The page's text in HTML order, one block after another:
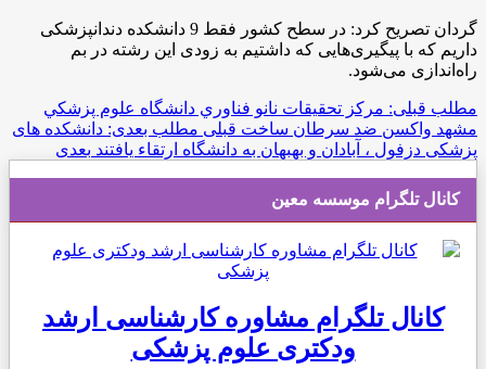
گردان تصریح کرد: در سطح کشور فقط 9 دانشکده دندانپزشکی
داریم که با پیگیری‌هایی که داشتیم به زودی این رشته در بم
راه‌اندازی می‌شود.
مطلب قبلی: مرکز تحقيقات نانو فناوري دانشگاه علوم پزشکي
مشهد واکسن ضد سرطان ساخت قبلی مطلب بعدی: دانشکده های
پزشکی دزفول ، آبادان و بهبهان به دانشگاه ارتقاء یافتند بعدی
کانال تلگرام موسسه معین
کانال تلگرام مشاوره کارشناسی ارشد
ودکتری علوم پزشکی